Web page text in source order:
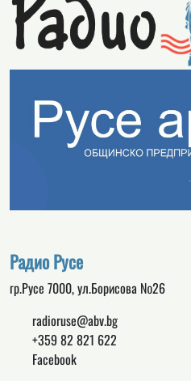
Радио Русе
гр.Русе 7000, ул.Борисова №26
radioruse@abv.bg
+359 82 821 622
Facebook